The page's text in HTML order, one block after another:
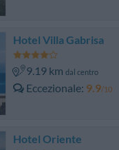
Hotel Villa Gabrisa
9.19 km dal centro
Eccezionale 9.9/10
Hotel Oriente